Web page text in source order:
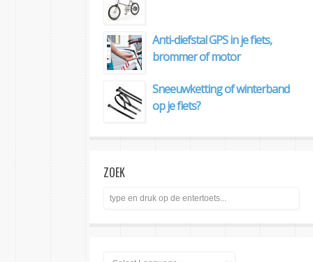
Anti-diefstal GPS in je fiets,
brommer of motor
Sneeuwketting of winterband
op je fiets?
ZOEK